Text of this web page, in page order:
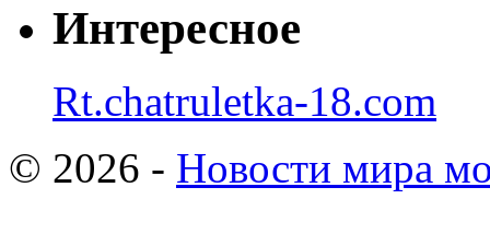
Интересное
Rt.chatruletka-18.com
© 2026 - Новости мира